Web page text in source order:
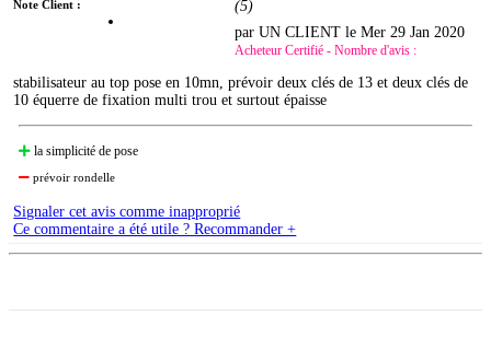
Note Client : (5)
par UN CLIENT leMer 29 Jan 2020
Acheteur Certifié - Nombre d'avis :
stabilisateur au top pose en 10mn, prévoir deux clés de 13 et deux clés de
10 équerre de fixation multi trou et surtout épaisse
la simplicité de pose
prévoir rondelle
Signaler cet avis comme inapproprié
Ce commentaire a été utile ? Recommander +